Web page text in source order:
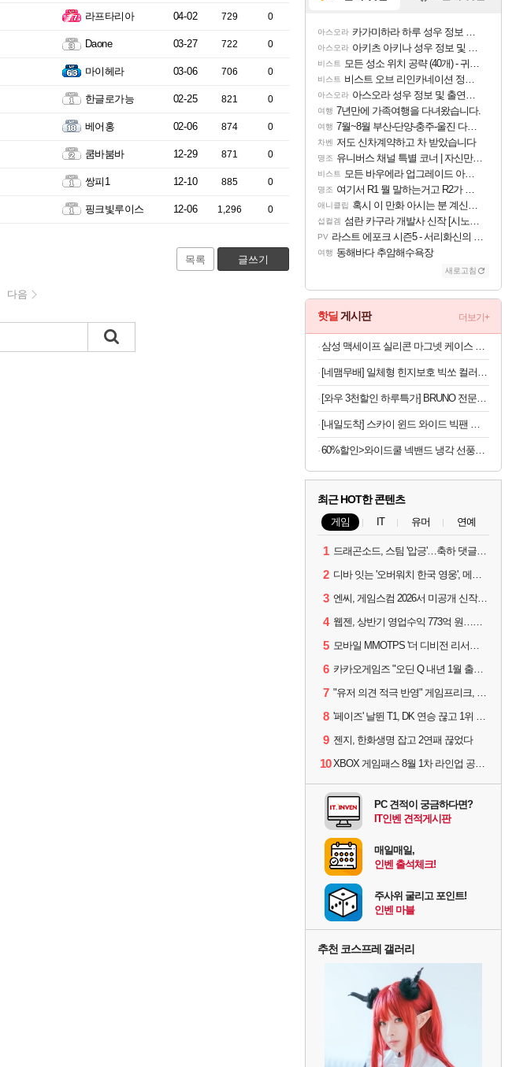
라프타리아 04-02 729 0
Daone 03-27 722 0
마이헤라 03-06 706 0
한글로가능 02-25 821 0
베어홍 02-06 874 0
쿰바붐바 12-29 871 0
쌍피1 12-10 885 0
핑크빛루이스 12-06 1,296 0
목록 글쓰기
다음
아스오라 카가미하라 하루 성우 정보 및 주요 필모
아스오라 아키츠 아키나 성우 정보 및 주요 필모
비스트 모든 성소 위치 공략 (40개) - 귀환한 영혼 도전과제
비스트 비스트 오브 리인카네이션 정보/공략글 모음
아스오라 아스오라 성우 정보 및 출연작 모음
여행 7년만에 가족여행을 다녀왔습니다.
여행 7월~8월 부산-단양-충주-울진 다녀왔어요~
차벤 저도 신차계약하고 차 받았습니다
명조 유니버스 채널 특별 코너 | 자신만의 스타일
비스트 모든 바우에라 업그레이드 아이템 획득 위치 공략 (89개)
명조 여기서 R1 뭘 말하는거고 R2가 뭘말하는걸까요?
애니클립 혹시 이 만화 아시는 분 계신가요
섭컬겜 섬란 카구라 개발사 신작 [시노비 넥서스] 연내 출시 예정
PV 라스트 에포크 시즌5 - 서리화신의 분노 티저
여행 동해바다 추암해수욕장
새로고침
핫딜 게시판 더보기+
삼성 맥세이프 실리콘 마그넷 케이스 피스타치오, 갤럭시Z 폴드8
[네맴무배] 일체형 힌지보호 빅쏘 컬러 범퍼 2배자력 맥세이프 케이스 블랙, 갤럭시Z 폴드8
[와우 3천할인 하루특가] BRUNO 전문가용 이발기 실버
[내일도착] 스카이 윈드 와이드 빅팬 접이식 선풍기, 카키, 3개
60%할인>와이드쿨 넥밴드 냉각 선풍기, DSF7, 6000mAh, 다크 그레이, 1개
최근 HOT한 콘텐츠
게임 IT 유머 연예
1 드래곤소드, 스팀 '압긍'…축하 댓글 달고 게임 코드 받자!
2 디바 잇는 '오버워치 한국 영웅', 메카 파일럿 디몬 나온다
3 엔씨, 게임스컴 2026서 미공개 신작 최초 공개
4 웹젠, 상반기 영업수익 773억 원…순이익 89% 증가
5 모바일 MMOTPS '더 디비전 리서전스', 6일 스팀에도 출시
6 카카오게임즈 "오딘 Q 내년 1월 출시, 연기는 없다"
7 "유저 의견 적극 반영" 게임프리크, 비스트 오브 리인카네이션 개선 나선다
8 '페이즈' 날뛴 T1, DK 연승 끊고 1위 지켜
9 젠지, 한화생명 잡고 2연패 끊었다
10 XBOX 게임패스 8월 1차 라인업 공개... '비스트 오브 리인카네이션' 즉시 합류
PC 견적이 궁금하다면?
IT인벤 견적게시판
매일매일,
인벤 출석체크!
주사위 굴리고 포인트!
인벤 마블
추천 코스프레 갤러리